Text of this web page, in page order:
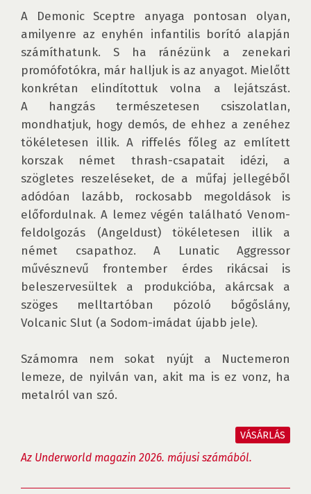
A Demonic Sceptre anyaga pontosan olyan,
amilyenre az enyhén infantilis borító alapján
számíthatunk. S ha ránézünk a zenekari
promófotókra, már halljuk is az anyagot. Mielőtt
konkrétan elindítottuk volna a lejátszást.
A hangzás természetesen csiszolatlan,
mondhatjuk, hogy demós, de ehhez a zenéhez
tökéletesen illik. A riffelés főleg az említett
korszak német thrash-csapatait idézi, a
szögletes reszeléseket, de a műfaj jellegéből
adódóan lazább, rockosabb megoldások is
előfordulnak. A lemez végén található Venom-
feldolgozás (Angeldust) tökéletesen illik a
német csapathoz. A Lunatic Aggressor
művésznevű frontember érdes rikácsai is
beleszervesültek a produkcióba, akárcsak a
szöges melltartóban pózoló bőgőslány,
Volcanic Slut (a Sodom-imádat újabb jele).
Számomra nem sokat nyújt a Nuctemeron
lemeze, de nyilván van, akit ma is ez vonz, ha
metalról van szó.
VÁSÁRLÁS
Az Underworld magazin 2026. májusi számából.